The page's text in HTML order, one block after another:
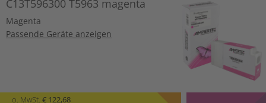
C13T596300 T5963 magenta
Magenta
Passende Geräte anzeigen
o. MwSt. € 122,68